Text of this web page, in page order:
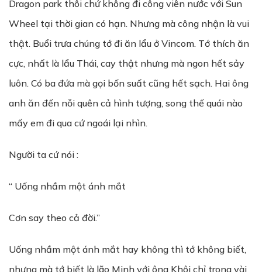
Dragon park thôi chứ không đi công viên nước với Sun
Wheel tại thời gian có hạn. Nhưng mà công nhận là vui
thật. Buổi trưa chúng tớ đi ăn lẩu ở Vincom. Tớ thích ăn
cực, nhất là lẩu Thái, cay thật nhưng mà ngon hết sảy
luôn. Có ba đứa mà gọi bốn suất cũng hết sạch. Hai ông
anh ăn đến nỗi quên cả hình tượng, song thế quái nào
mấy em đi qua cứ ngoái lại nhìn.
Người ta cứ nói :
“ Uống nhầm một ánh mắt
Cơn say theo cả đời.”
Uống nhầm một ánh mắt hay không thì tớ không biết,
nhưng mà tớ biết là lão Minh với ông Khôi chỉ trong vài